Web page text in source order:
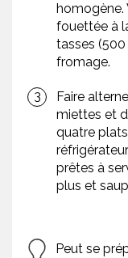
homogène.
fouettée à
tasses
fromage.
Faire
miettes et
quatre
prêtes à
plus et
Peut se